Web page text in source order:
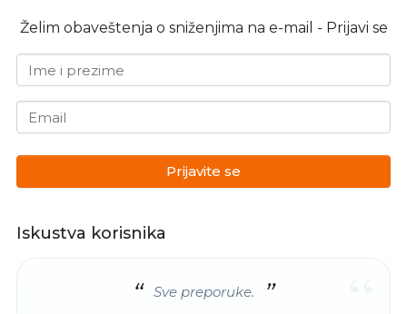
Želim obaveštenja o sniženjima na e-mail - Prijavi se
Ime i prezime
Email
Prijavite se
Iskustva korisnika
Sve preporuke.